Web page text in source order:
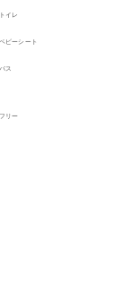
トイレ
ベビーシート
バス
リー